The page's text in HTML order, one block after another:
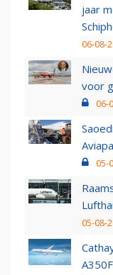
jaar
06-08-
voor
06-
05-
05-08-